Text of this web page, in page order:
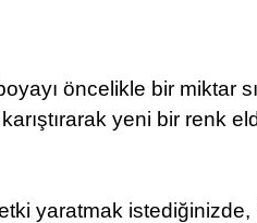
öncelikle bir miktar
yeni bir renk
yaratmak